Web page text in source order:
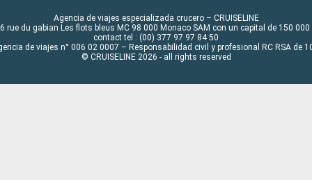
Agencia de viajes especializada crucero – CRUISELINE
rue du gabian Les flots bleus MC 98 000 Monaco SAM con un capital de 150 000
contact tel : (00) 377 97 97 84 50
de viajes n° 006 02 0007 – Responsabilidad civil y profesional RC RSA de
© CRUISELINE 2026 - all rights reserved